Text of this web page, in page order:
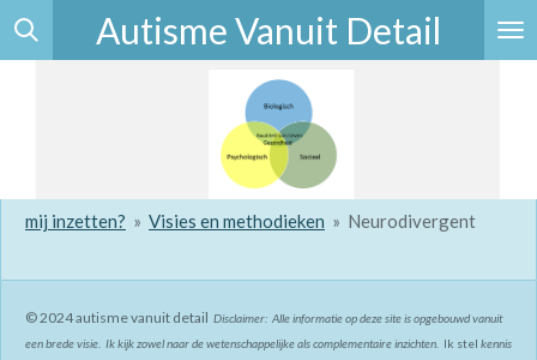
Ga
direct
Autisme Vanuit Detail
mij inzetten? » Visies en methodieken » Neurodivergent
© 2024 autisme vanuit detail Disclaimer: Alle informatie op deze site is opgebouwd vanuit
een brede visie. Ik kijk zowel naar de wetenschappelijke als complementaire inzichten. Ik stel kennis